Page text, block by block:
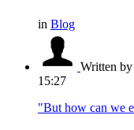
in Blog
Written
15:27
"But how can we